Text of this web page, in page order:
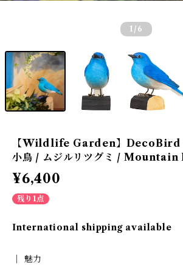
1 /6
【Wildlife Garden】DecoBird
小鳥 / ムジルリツグミ /
¥6,400
残り1点
International shipping available
│ 魅力